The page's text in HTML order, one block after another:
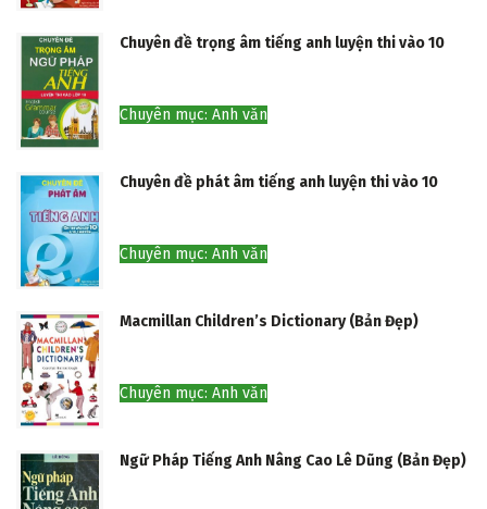
Chuyên đề trọng âm tiếng anh luyện thi vào 10
Chuyên mục: Anh văn
Chuyên đề phát âm tiếng anh luyện thi vào 10
Chuyên mục: Anh văn
Macmillan Children’s Dictionary (Bản Đẹp)
Chuyên mục: Anh văn
Ngữ Pháp Tiếng Anh Nâng Cao Lê Dũng (Bản Đẹp)